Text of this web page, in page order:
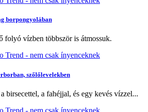
borpongyolában
folyó vízben többször is átmossuk.
szőlőlevelekben
birsecettel, a fahéjjal, és egy kevés vízzel...